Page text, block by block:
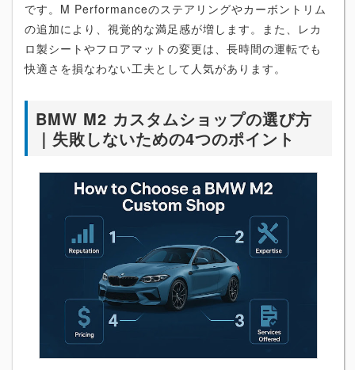
です。M Performanceのステアリングやカーボントリム
の追加により、視覚的な満足感が増します。また、レカ
ロ製シートやフロアマットの変更は、長時間の運転でも
快適さを損なわない工夫として人気があります。
BMW M2 カスタムショップの選び方
｜失敗しないための4つのポイント